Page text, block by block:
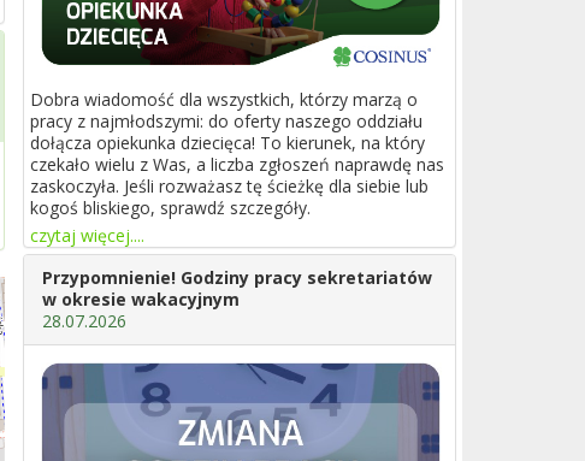
Dobra wiadomość dla wszystkich, którzy marzą o
pracy z najmłodszymi: do oferty naszego oddziału
dołącza opiekunka dziecięca! To kierunek, na który
czekało wielu z Was, a liczba zgłoszeń naprawdę nas
zaskoczyła. Jeśli rozważasz tę ścieżkę dla siebie lub
kogoś bliskiego, sprawdź szczegóły.
czytaj więcej....
Przypomnienie! Godziny pracy sekretariatów
w okresie wakacyjnym
28.07.2026